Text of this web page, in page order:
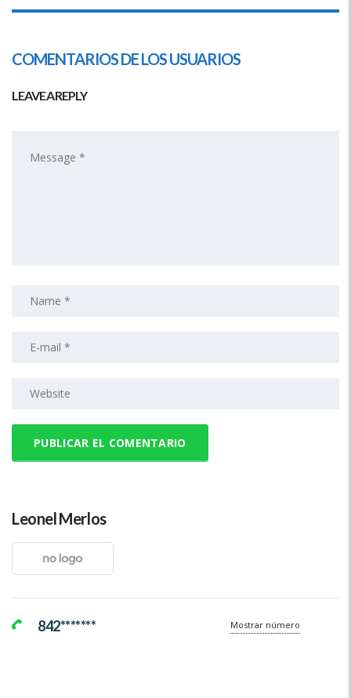
COMENTARIOS DE LOS USUARIOS
LEAVE A REPLY
Leonel Merlos
842******* Mostrar número